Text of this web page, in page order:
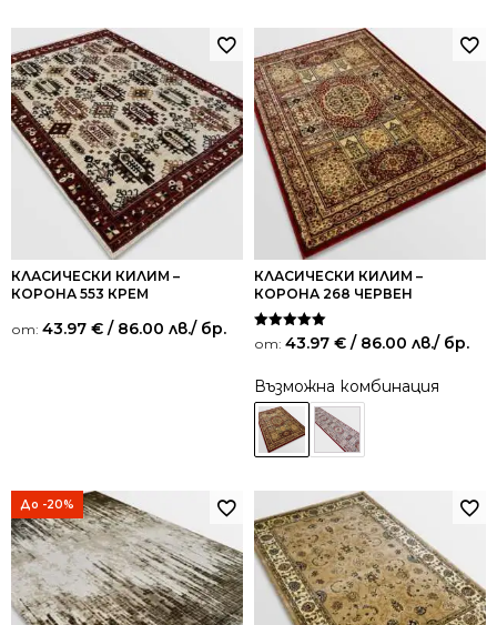
КЛАСИЧЕСКИ КИЛИМ –
КОРОНА 553 КРЕМ
от: 43.97 € / 86.00 лв./ бр.
КЛАСИЧЕСКИ КИЛИМ –
КОРОНА 268 ЧЕРВЕН
Оценено на
5.00
от: 43.97 € / 86.00 лв./ бр.
Възможна комбинация
До -20%